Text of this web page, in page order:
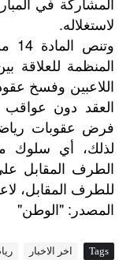
لاستغلاله.
المنظمة للعلاقة
اللاعبين وفسخ
العقد دون
فرض عقوبات
لذلك، أي سلوك
الطرف المقابل
للطرف المقابل،
المصدر : "الوطن"
Tags اخر الاخبار